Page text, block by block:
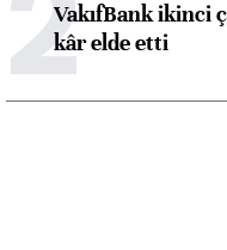
VakıfBank ikinci
kâr elde etti